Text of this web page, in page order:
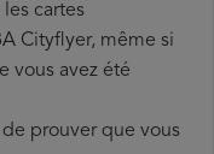
cartes
Cityflyer, même si
vous avez été
prouver que vous